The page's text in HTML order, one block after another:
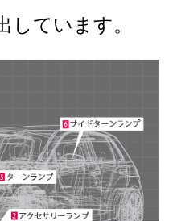
しています。